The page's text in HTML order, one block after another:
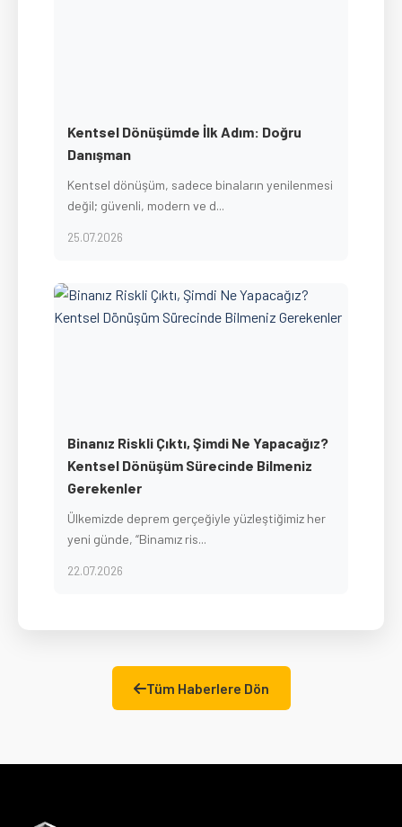
Kentsel Dönüşümde İlk Adım: Doğru
Danışman
Kentsel dönüşüm, sadece binaların yenilenmesi
değil; güvenli, modern ve d...
25.07.2026
Binanız Riskli Çıktı, Şimdi Ne Yapacağız?
Kentsel Dönüşüm Sürecinde Bilmeniz
Gerekenler
Ülkemizde deprem gerçeğiyle yüzleştiğimiz her
yeni günde, “Binamız ris...
22.07.2026
Tüm Haberlere Dön